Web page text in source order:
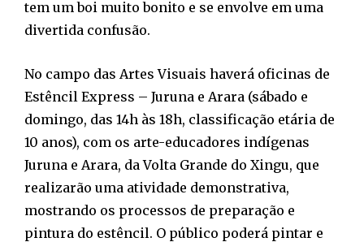
tem um boi muito bonito e se envolve em uma
divertida confusão.
No campo das Artes Visuais haverá oficinas de
Estêncil Express – Juruna e Arara (sábado e
domingo, das 14h às 18h, classificação etária de
10 anos), com os arte-educadores indígenas
Juruna e Arara, da Volta Grande do Xingu, que
realizarão uma atividade demonstrativa,
mostrando os processos de preparação e
pintura do estêncil. O público poderá pintar e